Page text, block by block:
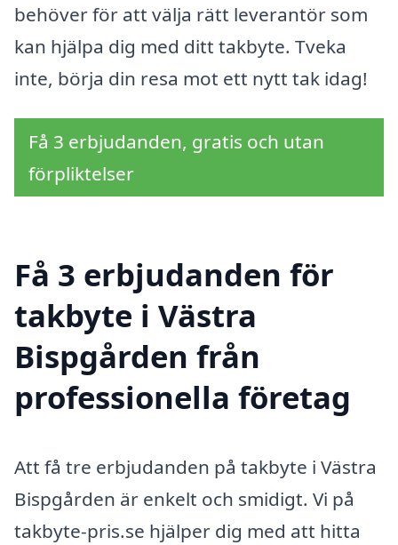
behöver för att välja rätt leverantör som
kan hjälpa dig med ditt takbyte. Tveka
inte, börja din resa mot ett nytt tak idag!
Få 3 erbjudanden, gratis och utan
förpliktelser
Få 3 erbjudanden för
takbyte i Västra
Bispgården från
professionella företag
Att få tre erbjudanden på takbyte i Västra
Bispgården är enkelt och smidigt. Vi på
takbyte-pris.se hjälper dig med att hitta